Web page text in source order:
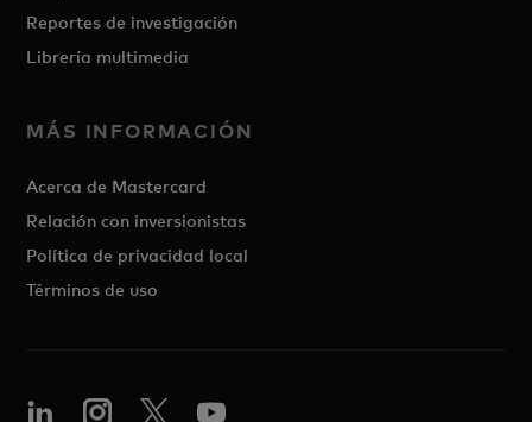
Reportes de investigación
Librería multimedia
MÁS INFORMACIÓN
Acerca de Mastercard
Relación con inversionistas
Política de privacidad local
Términos de uso